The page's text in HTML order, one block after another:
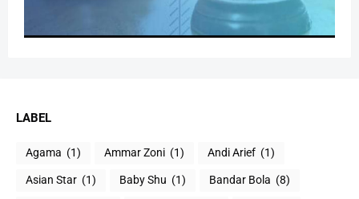
LABEL
Agama (1) Ammar Zoni (1) Andi Arief (1)
Asian Star (1) Baby Shu (1) Bandar Bola (8)